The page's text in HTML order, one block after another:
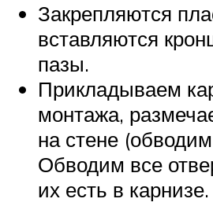
Закрепляются
вставляются
пазы.
Прикладываем
монтажа,
на стене
Обводим все
их есть в карнизе.